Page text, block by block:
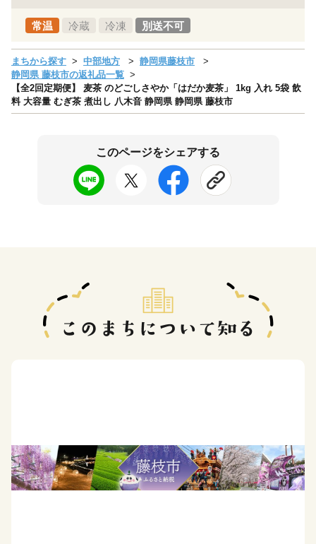
常温 冷蔵 冷凍 別送不可
まちから探す 中部地方
静岡県藤枝市
静岡県 藤枝市の返礼品一覧
【全2回定期便】 麦茶 のどごしさやか「はだか麦茶」 1kg 入れ 5袋 飲
料 大容量 むぎ茶 煮出し 八木音 静岡県 静岡県 藤枝市
このページをシェアする